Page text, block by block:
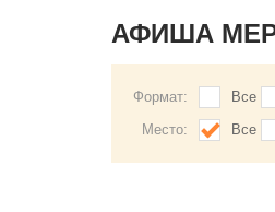
АФИША
Формат: Все
Место:
Все